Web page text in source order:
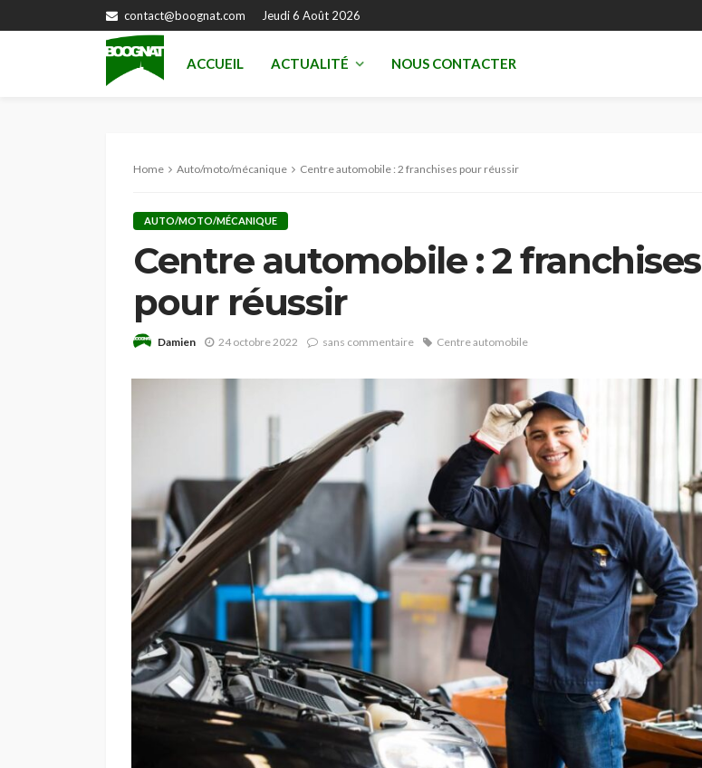
contact@boognat.com Jeudi 6 Août 2026
ACCUEIL ACTUALITÉ NOUS CONTACTER
Home Auto/moto/mécanique Centre automobile : 2 franchises pour réussir
AUTO/MOTO/MÉCANIQUE
Centre automobile : 2 franchises
pour réussir
Damien 24 octobre 2022 sans commentaire Centre automobile